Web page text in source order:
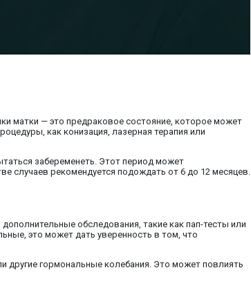
матки — это предраковое состояние, которое может
как конизация, лазерная терапия или
забеременеть. Этот период может
случаев рекомендуется подождать от 6 до 12 месяцев.
обследования, такие как пап-тесты или
это может дать уверенность в том, что
другие гормональные колебания. Это может повлиять